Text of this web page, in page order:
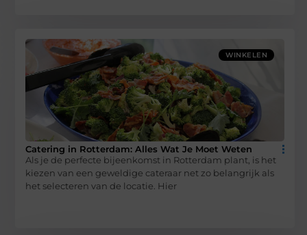
WINKELEN
Catering in Rotterdam: Alles Wat Je Moet Weten
Als je de perfecte bijeenkomst in Rotterdam plant, is het
kiezen van een geweldige cateraar net zo belangrijk als
het selecteren van de locatie. Hier